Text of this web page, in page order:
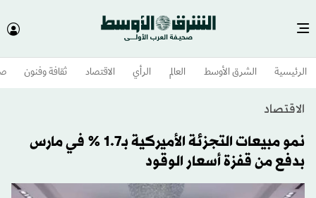
الرئيسية الشرق الأوسط​ العالم الرأي الاقتصاد ثقافة وفنون
الاقتصاد
نمو مبيعات التجزئة الأميركية بـ1.7 % في مارس
بدفع من قفزة أسعار الوقود